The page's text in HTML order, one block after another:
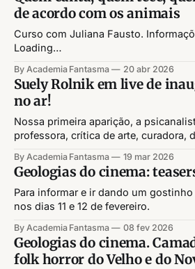
de acordo com os animais
Curso com Juliana Fausto.
Loading…
By Academia Fantasma 20 abr 2026
Suely Rolnik em live de
no ar!
Nossa primeira aparição, a
professora, crítica de arte, curadora,
gratuita, agora disponível a toda a
Fantasma!
By Academia Fantasma 19 mar 2026
Geologias do cinema:
Para informar e ir dando um
nos dias 11 e 12 de fevereiro.
By Academia Fantasma 08 fev 2026
Geologias do cinema.
folk horror do Velho e do